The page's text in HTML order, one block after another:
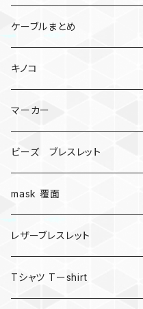
ケーブルまとめ
キノコ
マーカー
ビーズ ブレスレット
mask 覆面
レザーブレスレット
Tシャツ Tーshirt